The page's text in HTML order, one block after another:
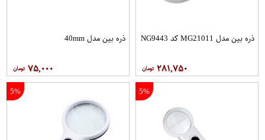
ذره بین مدل MG21011 کد NG9443
۲۸۱,۷۵۰
ذره بین مدل 40mm
۷۵,۰۰۰
5%
5%